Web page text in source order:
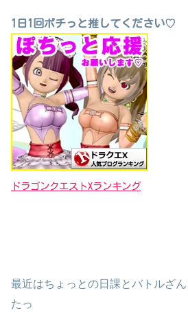
1日1回ポチっと推してください♡
ドラゴンクエストXランキング
最近はちょっとの日課とバトルざ
たっ